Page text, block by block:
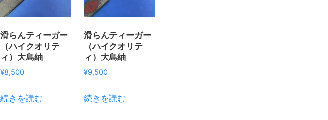
滑らんティーガー
（ハイクオリテ
ィ）大島紬
¥8,500
続きを読む
滑らんティーガー
（ハイクオリテ
ィ）大島紬
¥9,500
続きを読む